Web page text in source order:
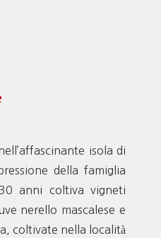
isola di
della famiglia
anni coltiva vigneti
nerello mascalese e
coltivate nella località